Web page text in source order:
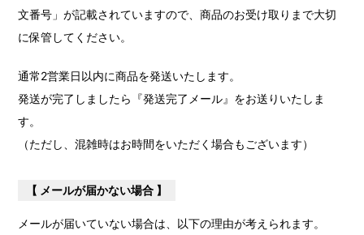
文番号」が記載されていますので、商品のお受け取りまで大切
に保管してください。
通常2営業日以内に商品を発送いたします。
発送が完了しましたら『発送完了メール』をお送りいたしま
す。
（ただし、混雑時はお時間をいただく場合もございます）
【 メールが届かない場合 】
メールが届いていない場合は、以下の理由が考えられます。